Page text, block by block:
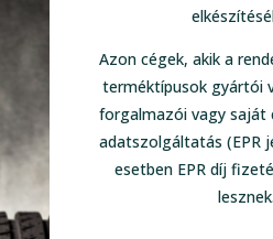
Azon cégek, akik a
terméktípusok gyártói
forgalmazói vagy saját
adatszolgáltatás (EPR
esetben EPR díj
lesznek.